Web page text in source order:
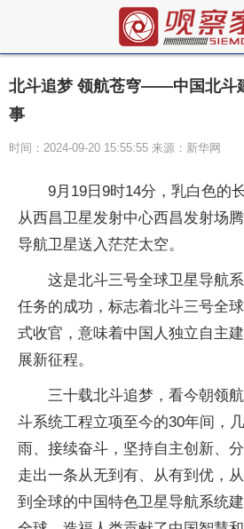
北斗追梦 领航苍穹——中国北斗
事
时间：2024-09-20 15:55:55 来源：新华网
9月19日9时14分，乳白色的
从西昌卫星发射中心西昌发射场
导航卫星送入茫茫太空。
这是北斗三号全球卫星导航
任务的成功，标志着北斗三号全
式收官，意味着中国人独立自主
展新征程。
三十载北斗追梦，看今朝领
斗系统工程立项至今的30年间，
雨、接续奋斗，坚持自主创新、
走出一条从无到有、从有到优，
到全球的中国特色卫星导航系统